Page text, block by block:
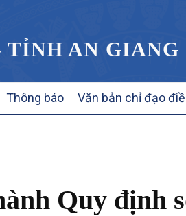
TỈNH AN GIANG
Thông báo Văn bản chỉ đạo
Quy định